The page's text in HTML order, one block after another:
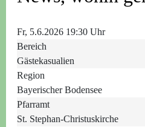
Fr, 5.6.2026 19:30 Uhr
Bereich
Gästekasualien
Region
Bayerischer Bodensee
Pfarramt
St. Stephan-Christuskirche